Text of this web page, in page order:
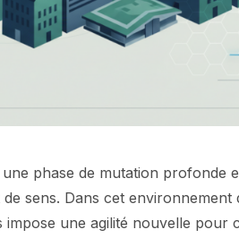
phase de mutation profonde
sens. Dans cet environnement
impose une agilité nouvelle